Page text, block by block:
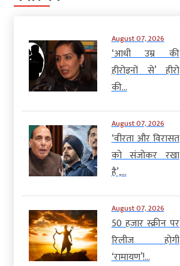
August 07, 2026
‘आधी उम्र की
हीरोइनों से’ हीरो
की...
August 07, 2026
‘वीरता और विरासत
को संजोकर रखा
है’,...
August 07, 2026
50 हजार स्क्रीन पर
रिलीज होगी
‘रामायण’!...